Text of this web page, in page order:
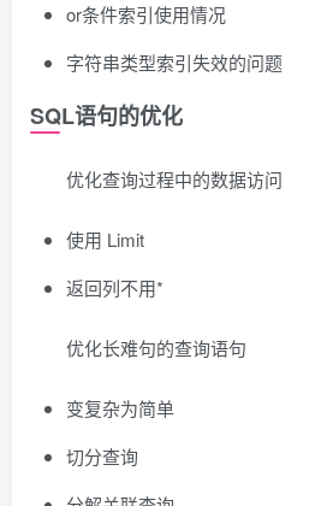
or条件索引使用情况
字符串类型索引失效的问题
SQL语句的优化
优化查询过程中的数据访问
使用 Limit
返回列不用*
优化长难句的查询语句
变复杂为简单
切分查询